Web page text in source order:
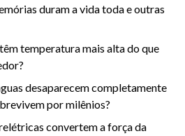
duram a vida toda e outras
temperatura mais alta do que
desaparecem completamente
por milênios?
convertem a força da